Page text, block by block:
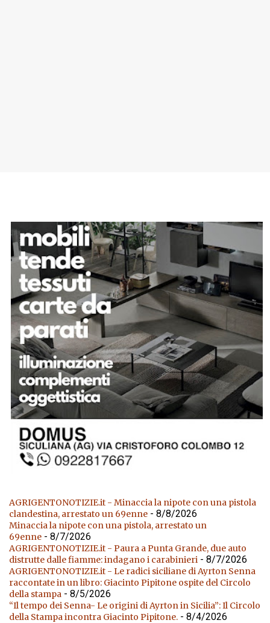
AGRIGENTONOTIZIE.it - Minaccia la nipote con una pistola
clandestina, arrestato un 69enne - 8/8/2026
Minaccia la nipote con una pistola, arrestato un
69enne - 8/7/2026
AGRIGENTONOTIZIE.it - Paura a Punta Grande, due auto
distrutte dalle fiamme: indagano i carabinieri - 8/7/2026
AGRIGENTONOTIZIE.it - Le radici siciliane di Ayrton Senna
raccontate in un libro: Giacinto Pipitone ospite del Circolo
della stampa - 8/5/2026
“Il tempo dei Senna- Le origini di Ayrton in Sicilia”: Il Circolo
della Stampa incontra Giacinto Pipitone. - 8/4/2026